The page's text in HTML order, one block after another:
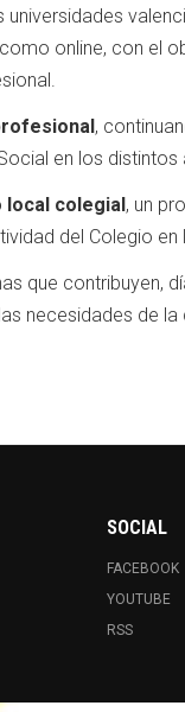
online, con el
,
en los
colegial , un
del Colegio
que contribuyen,
necesidades de la
SOCIAL
FACEBOOK
YOUTUBE
RSS